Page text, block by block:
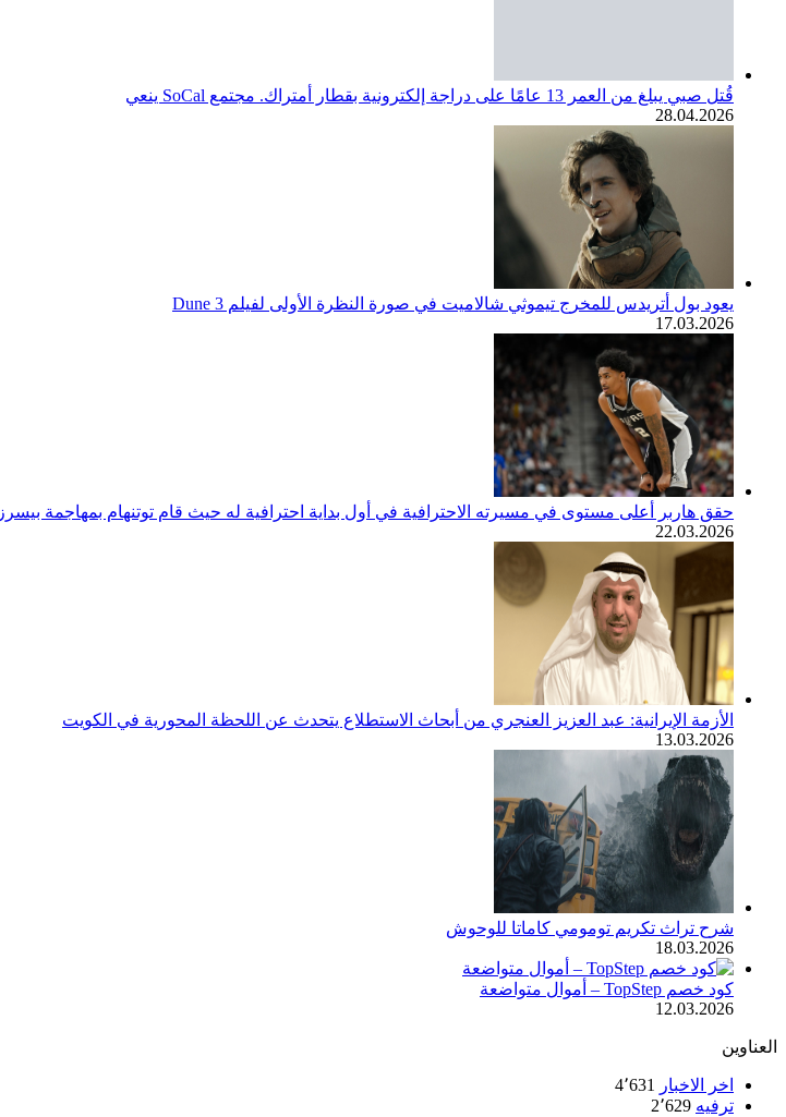
قُتل صبي يبلغ من العمر 13 عامًا على دراجة إلكترونية بقطار أمتراك. مجتمع SoCal ينعي
28.04.2026
يعود بول أتريدس للمخرج تيموثي شالاميت في صورة النظرة الأولى لفيلم Dune 3
17.03.2026
حقق هاربر أعلى مستوى في مسيرته الاحترافية في أول بداية احترافية له حيث قام توتنهام بمهاجمة بيسرز
22.03.2026
الأزمة الإيرانية: عبد العزيز العنجري من أبحاث الاستطلاع يتحدث عن اللحظة المحورية في الكويت
13.03.2026
شرح تراث تكريم تومومي كاماتا للوحوش
18.03.2026
كود خصم TopStep – أموال متواضعة
12.03.2026
العناوين
اخر الاخبار
4٬631
ترفيه 2٬629